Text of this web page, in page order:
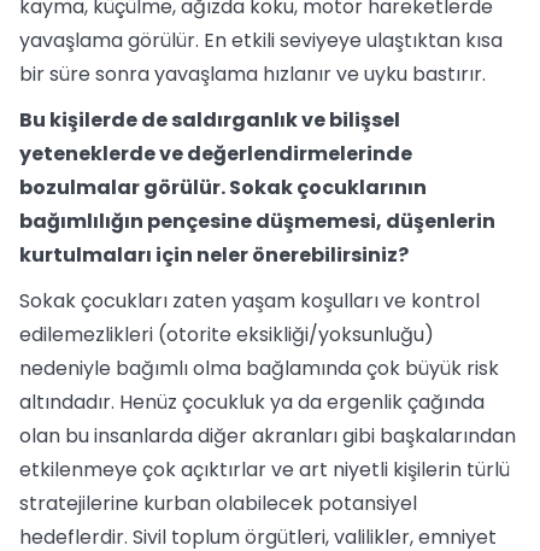
kayma, küçülme, ağızda koku, motor hareketlerde
yavaşlama görülür. En etkili seviyeye ulaştıktan kısa
bir süre sonra yavaşlama hızlanır ve uyku bastırır.
Bu kişilerde de saldırganlık ve bilişsel
yeteneklerde ve değerlendirmelerinde
bozulmalar görülür. Sokak çocuklarının
bağımlılığın pençesine düşmemesi, düşenlerin
kurtulmaları için neler önerebilirsiniz?
Sokak çocukları zaten yaşam koşulları ve kontrol
edilemezlikleri (otorite eksikliği/yoksunluğu)
nedeniyle bağımlı olma bağlamında çok büyük risk
altındadır. Henüz çocukluk ya da ergenlik çağında
olan bu insanlarda diğer akranları gibi başkalarından
etkilenmeye çok açıktırlar ve art niyetli kişilerin türlü
stratejilerine kurban olabilecek potansiyel
hedeflerdir. Sivil toplum örgütleri, valilikler, emniyet